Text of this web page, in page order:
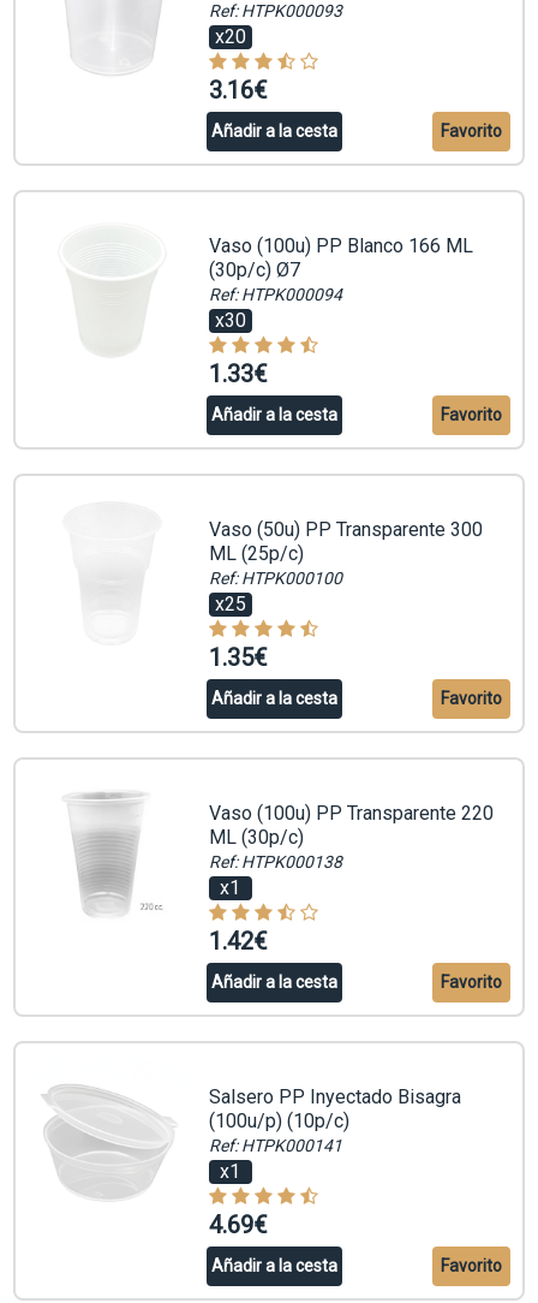
Ref: HTPK000093
x20
3.16€
Añadir a la cesta Favorito
Vaso (100u) PP Blanco 166 ML
(30p/c) Ø7
Ref: HTPK000094
x30
1.33€
Añadir a la cesta Favorito
Vaso (50u) PP Transparente 300
ML (25p/c)
Ref: HTPK000100
x25
1.35€
Añadir a la cesta Favorito
Vaso (100u) PP Transparente 220
ML (30p/c)
Ref: HTPK000138
x1
1.42€
Añadir a la cesta Favorito
Salsero PP Inyectado Bisagra
(100u/p) (10p/c)
Ref: HTPK000141
x1
4.69€
Añadir a la cesta Favorito